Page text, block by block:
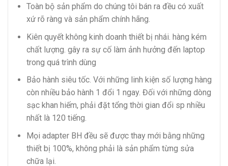
Toàn bộ sản phẩm do chúng tôi bán ra đều có xuất
xứ rõ ràng và sản phẩm chính hãng.
Kiên quyết không kinh doanh thiết bị nhái. hàng kém
chất lượng. gây ra sự cố làm ảnh hưởng đến laptop
trong quá trình dùng
Bảo hành siêu tốc. Với những linh kiện số lượng hàng
còn nhiều bảo hành 1 đổi 1 ngay. Đối với những dòng
sạc khan hiếm, phải đặt tổng thời gian đổi sp nhiều
nhất là 120 tiếng.
Mọi adapter BH đều sẽ được thay mới bằng những
thiết bị 100%, không phải là sản phẩm từng sửa
chữa lại.